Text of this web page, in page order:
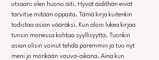
otsaan: olen huono äiti. Hyvät äidithän eivät
tarvitse mitään oppaita. Tämä kirja kuitenkin
todistaa asian vääräksi. Kun aloin lukea kirjaa
tunsin monessa kohtaa syyllisyyttä. Tuonkin
asian olisin voinut tehdä paremmin ja tuo nyt
meni jo mönkään vauva-aikana. Aina kun